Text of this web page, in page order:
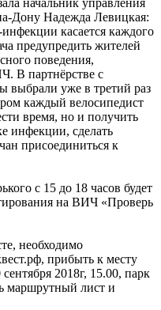
начальник управления
Дону Надежда Левицкая:
касается каждого
предупредить жителей
поведения,
В партнёрстве с
выбрали уже в третий раз
каждый велосипедист
время, но и получить
инфекции, сделать
присоединиться к
с 15 до 18 часов будет
на ВИЧ «Проверь
необходимо
прибыть к месту
2018г, 15.00, парк
маршрутный лист и